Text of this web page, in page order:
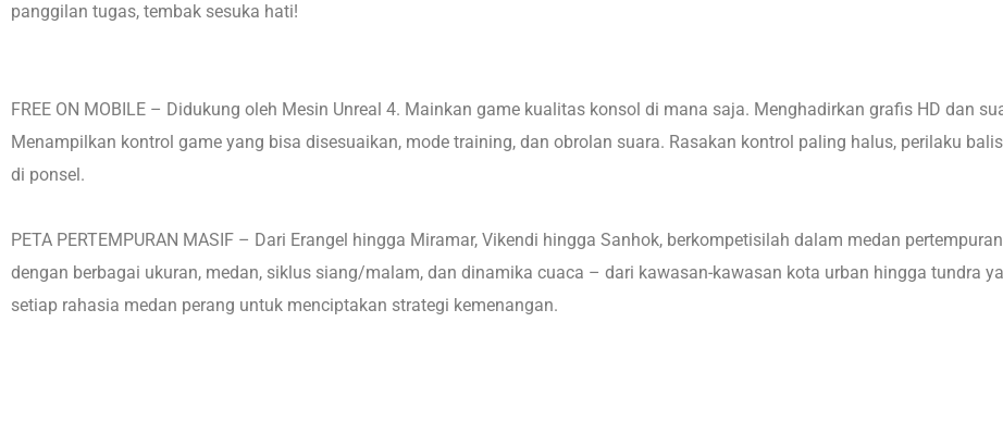
panggilan tugas, tembak sesuka hati!
FREE ON MOBILE – Didukung oleh Mesin Unreal 4. Mainkan game kualitas konsol di mana saja. Menghadirkan grafis HD dan
Menampilkan kontrol game yang bisa disesuaikan, mode training, dan obrolan suara. Rasakan kontrol paling halus, perilaku
di ponsel.
PETA PERTEMPURAN MASIF – Dari Erangel hingga Miramar, Vikendi hingga Sanhok, berkompetisilah dalam medan
dengan berbagai ukuran, medan, siklus siang/malam, dan dinamika cuaca – dari kawasan-kawasan kota urban hingga tundra
setiap rahasia medan perang untuk menciptakan strategi kemenangan.